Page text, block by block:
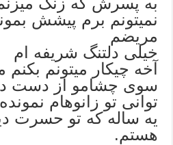
نمیتونم برم پیشش
مریضم
خیلی دلتنگ شریفه ام
آخه چیکار میتونم
سوی چشامو از دست
توانی تو زانوهام نمونده
یه ساله که تو حسرت
هستم.